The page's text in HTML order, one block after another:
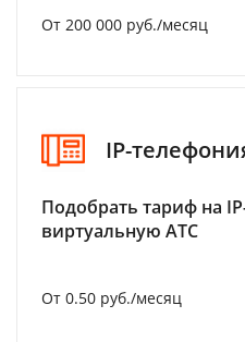
От 200 000 руб./месяц
IP-
Подобрать тариф на
виртуальную АТС
От 0.50 руб./месяц